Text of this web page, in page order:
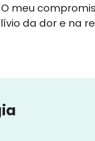
meu
da dor e na